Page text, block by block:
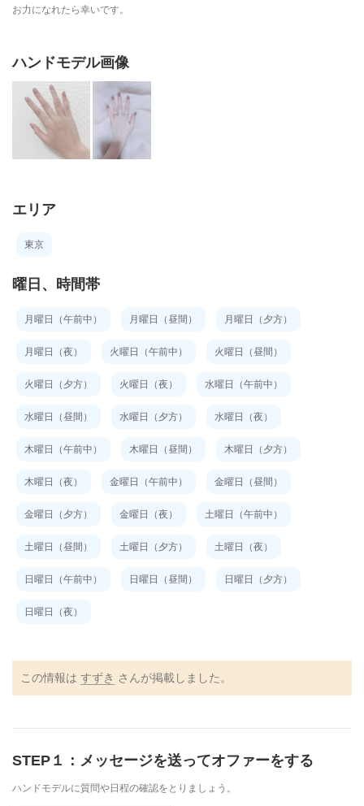
お力になれたら幸いです。
ハンドモデル画像
エリア
東京
曜日、時間帯
月曜日（午前中） 月曜日（昼間） 月曜日（夕方）
月曜日（夜） 火曜日（午前中） 火曜日（昼間）
火曜日（夕方） 火曜日（夜） 水曜日（午前中）
水曜日（昼間） 水曜日（夕方） 水曜日（夜）
木曜日（午前中） 木曜日（昼間） 木曜日（夕方）
木曜日（夜） 金曜日（午前中） 金曜日（昼間）
金曜日（夕方） 金曜日（夜） 土曜日（午前中）
土曜日（昼間） 土曜日（夕方） 土曜日（夜）
日曜日（午前中） 日曜日（昼間） 日曜日（夕方）
日曜日（夜）
この情報は すずき さんが掲載しました。
STEP１：メッセージを送ってオファーをする
ハンドモデルに質問や日程の確認をとりましょう。